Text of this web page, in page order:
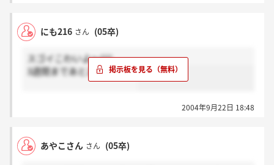
にも216 さん (05卒)
スゴイこわいよ～!!!!
3週間まであと2日・・・。
2004年9月22日 18:48
あやこさん さん (05卒)